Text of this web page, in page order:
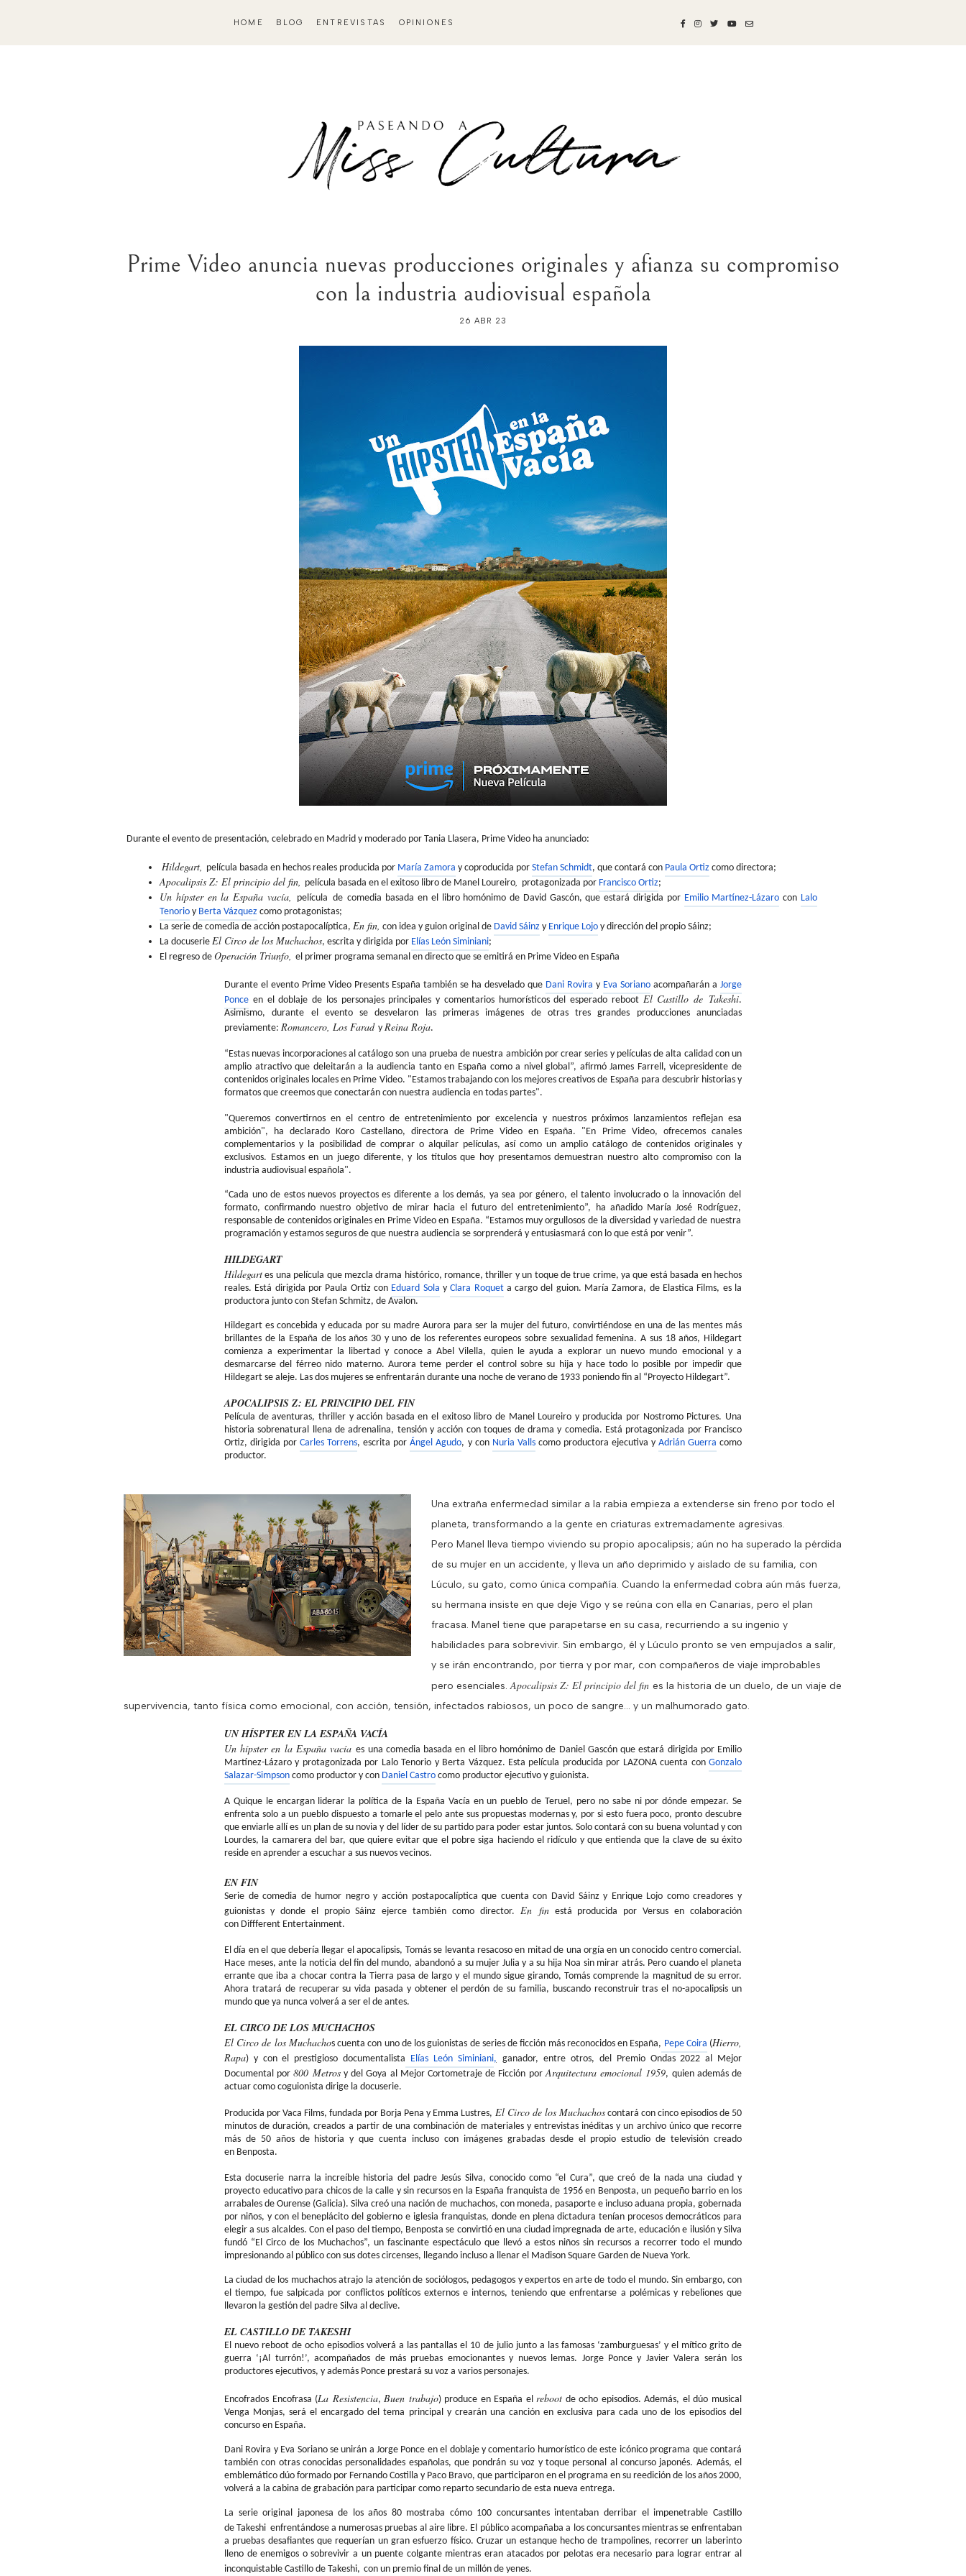
HOME BLOG ENTREVISTAS OPINIONES
Prime Video anuncia nuevas producciones originales y afianza su compromiso
con la industria audiovisual española
26 ABR 23
Durante el evento de presentación, celebrado en Madrid y moderado por Tania Llasera, Prime Video ha anunciado:
Hildegart, película basada en hechos reales producida por María Zamora y coproducida por Stefan Schmidt, que contará con Paula Ortiz como directora;
Apocalipsis Z: El principio del fin, película basada en el exitoso libro de Manel Loureiro, protagonizada por Francisco Ortiz;
Un hípster en la España vacía, película de comedia basada en el libro homónimo de David Gascón, que estará dirigida por Emilio Martínez-Lázaro con Lalo
Tenorio y Berta Vázquez como protagonistas;
La serie de comedia de acción postapocalíptica, En fin, con idea y guion original de David Sáinz y Enrique Lojo y dirección del propio Sáinz;
La docuserie El Circo de los Muchachos, escrita y dirigida por Elías León Siminiani;
El regreso de Operación Triunfo, el primer programa semanal en directo que se emitirá en Prime Video en España
Durante el evento Prime Video Presents España también se ha desvelado que Dani Rovira y Eva Soriano acompañarán a Jorge
Ponce en el doblaje de los personajes principales y comentarios humorísticos del esperado reboot El Castillo de Takeshi.
Asimismo, durante el evento se desvelaron las primeras imágenes de otras tres grandes producciones anunciadas
previamente: Romancero, Los Farad y Reina Roja.
“Estas nuevas incorporaciones al catálogo son una prueba de nuestra ambición por crear series y películas de alta calidad con un
amplio atractivo que deleitarán a la audiencia tanto en España como a nivel global”, afirmó James Farrell, vicepresidente de
contenidos originales locales en Prime Video. "Estamos trabajando con los mejores creativos de España para descubrir historias y
formatos que creemos que conectarán con nuestra audiencia en todas partes".
"Queremos convertirnos en el centro de entretenimiento por excelencia y nuestros próximos lanzamientos reflejan esa
ambición", ha declaradoKoro Castellano, directora de Prime Video en España. "En Prime Video, ofrecemos canales
complementarios y la posibilidad de comprar o alquilar películas, así como un amplio catálogo de contenidos originales y
exclusivos. Estamos en un juego diferente, y los títulos que hoy presentamos demuestran nuestro alto compromiso con la
industria audiovisual española".
“Cada uno de estos nuevos proyectos es diferente a los demás, ya sea por género, el talento involucrado o la innovación del
formato, confirmando nuestro objetivo de mirar hacia el futuro del entretenimiento”, ha añadido María José Rodríguez,
responsable de contenidos originales en Prime Video en España. “Estamos muy orgullosos de la diversidad y variedad de nuestra
programación y estamos seguros de que nuestra audiencia se sorprenderá y entusiasmará con lo que está por venir”.
HILDEGART
Hildegart es una película que mezcla drama histórico, romance, thriller y un toque de true crime, ya que está basada en hechos
reales. Está dirigida por Paula Ortiz con Eduard Sola yClara Roqueta cargo del guion. María Zamora, de Elastica Films, es la
productora junto con Stefan Schmitz, de Avalon.
Hildegart es concebida y educada por su madre Aurora para ser la mujer del futuro, convirtiéndose en una de las mentes más
brillantes de la España de los años 30 y uno de los referentes europeos sobre sexualidad femenina. A sus 18 años, Hildegart
comienza a experimentar la libertad y conoce a AbelVilella, quien le ayuda a explorar un nuevo mundo emocional y a
desmarcarse del férreo nido materno. Aurora teme perder el control sobre su hija y hace todo lo posible por impedir que
Hildegart se aleje. Las dos mujeres se enfrentarán durante una noche de verano de 1933 poniendo fin al “Proyecto Hildegart”.
APOCALIPSIS Z: EL PRINCIPIO DEL FIN
Película de aventuras, thriller y acción basada en el exitoso libro de Manel Loureiro y producida por Nostromo Pictures. Una
historia sobrenatural llena de adrenalina, tensión y acción con toques de drama y comedia. Está protagonizada por Francisco
Ortiz, dirigida porCarles Torrens, escrita porÁngel Agudo, y con Nuria Vallscomo productora ejecutiva y Adrián Guerra como
productor.
Una extraña enfermedad similar a la rabia empieza a extenderse sin freno por todo el
planeta, transformando a la gente en criaturas extremadamente agresivas.
Pero Manel lleva tiempo viviendo su propio apocalipsis; aún no ha superado la pérdida
de su mujer en un accidente, y lleva un año deprimido y aislado de su familia, con
Lúculo, su gato, como única compañía. Cuando la enfermedad cobra aún más fuerza,
su hermana insiste en que deje Vigo y se reúna con ella en Canarias, pero el plan
fracasa. Manel tiene que parapetarse en su casa, recurriendo a su ingenio y
habilidades para sobrevivir. Sin embargo, él y Lúculo pronto se ven empujados a salir,
y se irán encontrando, por tierra y por mar, con compañeros de viaje improbables
pero esenciales.Apocalipsis Z: El principio del fin es la historia de un duelo, de un viaje de
supervivencia, tanto física como emocional, con acción, tensión, infectados rabiosos, un poco de sangre… y un malhumorado gato.
UN HÍSPTER EN LA ESPAÑA VACÍA
Un hípster en la España vacíaes una comedia basada en el libro homónimo de Daniel Gascón que estará dirigida por Emilio
Martínez-Lázaro y protagonizada por Lalo Tenorio y Berta Vázquez. Esta película producida por LAZONAcuenta con Gonzalo
Salazar-Simpson como productor y con Daniel Castro como productor ejecutivo y guionista.
A Quique le encargan liderar la política de la España Vacía en un pueblo de Teruel, pero no sabe ni por dónde empezar. Se
enfrenta solo a un pueblo dispuesto a tomarle el pelo ante sus propuestas modernas y, por si esto fuera poco, pronto descubre
que enviarle allí es un plan de su novia y del líder de su partido para poder estar juntos. Solo contará con su buena voluntad y con
Lourdes, la camarera del bar, que quiere evitar que el pobre siga haciendo el ridículo y que entienda que la clave de su éxito
reside en aprender a escuchar a sus nuevos vecinos.
EN FIN
Serie de comedia de humor negro y acción postapocalíptica que cuenta con David Sáinz y Enrique Lojo como creadores y
guionistas y donde el propioSáinz ejerce también como director. En finestá producida por Versus en colaboración
con Diffferent Entertainment.
El día en el que debería llegar el apocalipsis, Tomás se levanta resacoso en mitad de una orgía en un conocido centro comercial.
Hace meses, ante la noticia del fin del mundo, abandonó a su mujer Julia y a su hija Noa sin mirar atrás. Pero cuando el planeta
errante que iba a chocar contra la Tierra pasa de largo y el mundo sigue girando, Tomás comprende la magnitud de su error.
Ahora tratará de recuperar su vida pasada y obtener el perdón de su familia, buscando reconstruir tras el no-apocalipsis un
mundo que ya nunca volverá a ser el de antes.
EL CIRCO DE LOS MUCHACHOS
El Circo de los Muchachos cuenta con uno de los guionistas de series de ficción más reconocidos en España, Pepe Coira (Hierro,
Rapa) y con el prestigioso documentalista Elías León Siminiani,
ganador, entre otros, del Premio Ondas 2022 al Mejor
Documental por800 Metrosy del Goya al Mejor Cortometraje de Ficción porArquitectura emocional 1959, quien además de
actuar como coguionista dirige la docuserie.
Producida por Vaca Films, fundada por Borja Pena y Emma Lustres, El Circo de los Muchachoscontará con cinco episodios de 50
minutos de duración, creados a partir de una combinación de materiales y entrevistas inéditas y un archivo único que recorre
más de 50 años de historia y que cuenta incluso con imágenes grabadas desde el propio estudio de televisión creado
en Benposta.
Estadocuserie narra la increíble historia del padre Jesús Silva, conocido como “el Cura”, que creó de la nada una ciudad y
proyecto educativo para chicos de la calle y sin recursos en la España franquista de 1956 en Benposta, un pequeño barrio en los
arrabales de Ourense (Galicia). Silva creó una nación de muchachos, con moneda, pasaporte e incluso aduana propia, gobernada
por niños, y con el beneplácito del gobierno e iglesia franquistas, donde en plena dictadura tenían procesos democráticos para
elegir a sus alcaldes. Con el paso del tiempo, Benposta se convirtió en una ciudad impregnada de arte, educación e ilusión y Silva
fundó “El Circo de los Muchachos”, un fascinante espectáculo que llevó a estos niños sin recursos a recorrer todo el mundo
impresionando al público con sus dotes circenses, llegando incluso a llenar el Madison Square Garden de Nueva York.
La ciudad de los muchachos atrajo la atención de sociólogos, pedagogos y expertos en arte de todo el mundo. Sin embargo, con
el tiempo, fue salpicada por conflictos políticos externos e internos, teniendo que enfrentarse a polémicas y rebeliones que
llevaron la gestión del padre Silva al declive.
EL CASTILLO DE TAKESHI
El nuevoreboot de ocho episodios volverá a las pantallas el 10 de julio junto a las famosas ‘zamburguesas’ y el mítico grito de
guerra ‘¡Al turrón!’, acompañados de más pruebas emocionantes y nuevos lemas. Jorge Ponce y Javier Valera serán los
productores ejecutivos, y además Ponce prestará su voz a varios personajes.
Encofrados Encofrasa (La Resistencia,Buen trabajo) produce en España elreboot de ocho episodios. Además, el dúo musical
Venga Monjas, será el encargado del tema principal y crearán una canción en exclusiva para cada uno de los episodios del
concurso en España.
Dani Rovira y Eva Soriano se unirán a Jorge Ponce en el doblaje y comentario humorístico de este icónico programa que contará
también con otras conocidas personalidades españolas, que pondrán su voz y toque personal al concurso japonés. Además, el
emblemático dúo formado por Fernando Costilla y Paco Bravo, que participaron en el programa en su reedición de los años 2000,
volverá a la cabina de grabación para participar como reparto secundario de esta nueva entrega.
La serie original japonesa de los años 80 mostraba cómo 100 concursantes intentaban derribar el impenetrable Castillo
deTakeshi enfrentándose a numerosas pruebas al aire libre. El público acompañaba a los concursantes mientras se enfrentaban
a pruebas desafiantes que requerían un gran esfuerzo físico. Cruzar un estanque hecho de trampolines, recorrer un laberinto
lleno de enemigos o sobrevivir a un puente colgante mientras eran atacados por pelotas era necesario para lograr entrar al
inconquistable Castillo de Takeshi, con un premio final de un millón de yenes.